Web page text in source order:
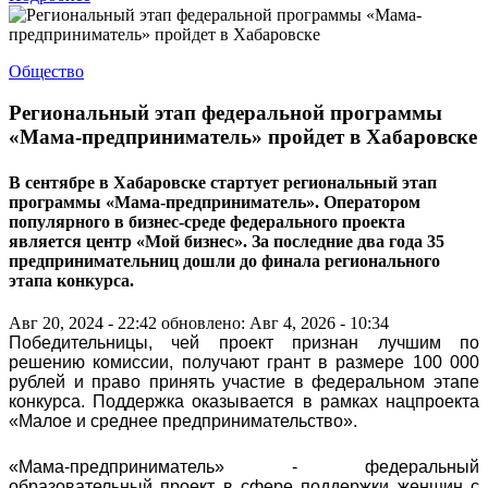
Общество
Региональный этап федеральной программы
«Мама-предприниматель» пройдет в Хабаровске
В сентябре в Хабаровске стартует региональный этап
программы «Мама-предприниматель». Оператором
популярного в бизнес-среде федерального проекта
является центр «Мой бизнес». За последние два года 35
предпринимательниц дошли до финала регионального
этапа конкурса.
Авг 20, 2024 - 22:42 обновлено: Авг 4, 2026 - 10:34
Победительницы, чей проект признан лучшим по
решению комиссии, получают грант в размере 100 000
рублей и право принять участие в федеральном этапе
конкурса. Поддержка оказывается в рамках нацпроекта
«Малое и среднее предпринимательство».
«Мама-предприниматель» - федеральный